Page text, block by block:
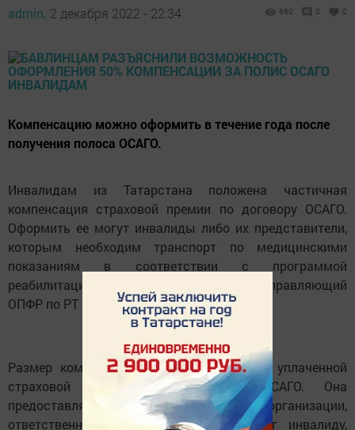
admin, 2 декабря 2022 - 22:34 660 0 0
Компенсацию можно оформить в течение года после
получения полоса ОСАГО.
Инвалидам из Татарстана положена частичная
компенсация страховой премии по договору ОСАГО.
Оформить ее могут инвалиды либо их представители,
которым необходим транспорт по медицинскими
показаниям в соответствии с программой
реабилитации или абилитации, объяснил управляющий
ОПФР по РТ Эдурад Вафин.
Размер компенсации составляет 50% от уплаченной
страховой премии по договору ОСАГО. Она
предоставляется автоматически, если все организации,
ответственные за предоставление услуг инвалиду,